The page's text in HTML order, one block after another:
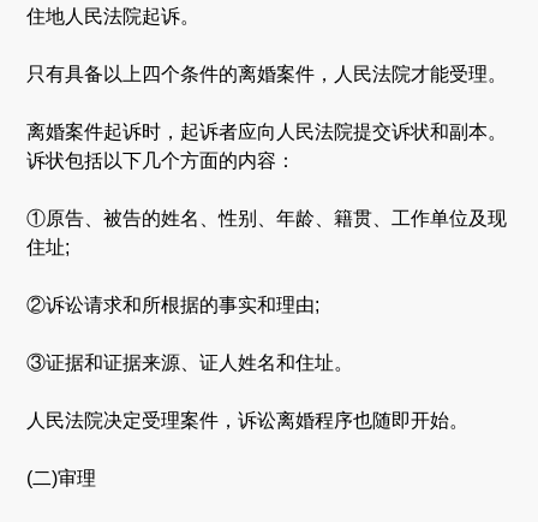
住地人民法院起诉。
只有具备以上四个条件的离婚案件，人民法院才能受理。
离婚案件起诉时，起诉者应向人民法院提交诉状和副本。
诉状包括以下几个方面的内容：
①原告、被告的姓名、性别、年龄、籍贯、工作单位及现
住址;
②诉讼请求和所根据的事实和理由;
③证据和证据来源、证人姓名和住址。
人民法院决定受理案件，诉讼离婚程序也随即开始。
(二)审理